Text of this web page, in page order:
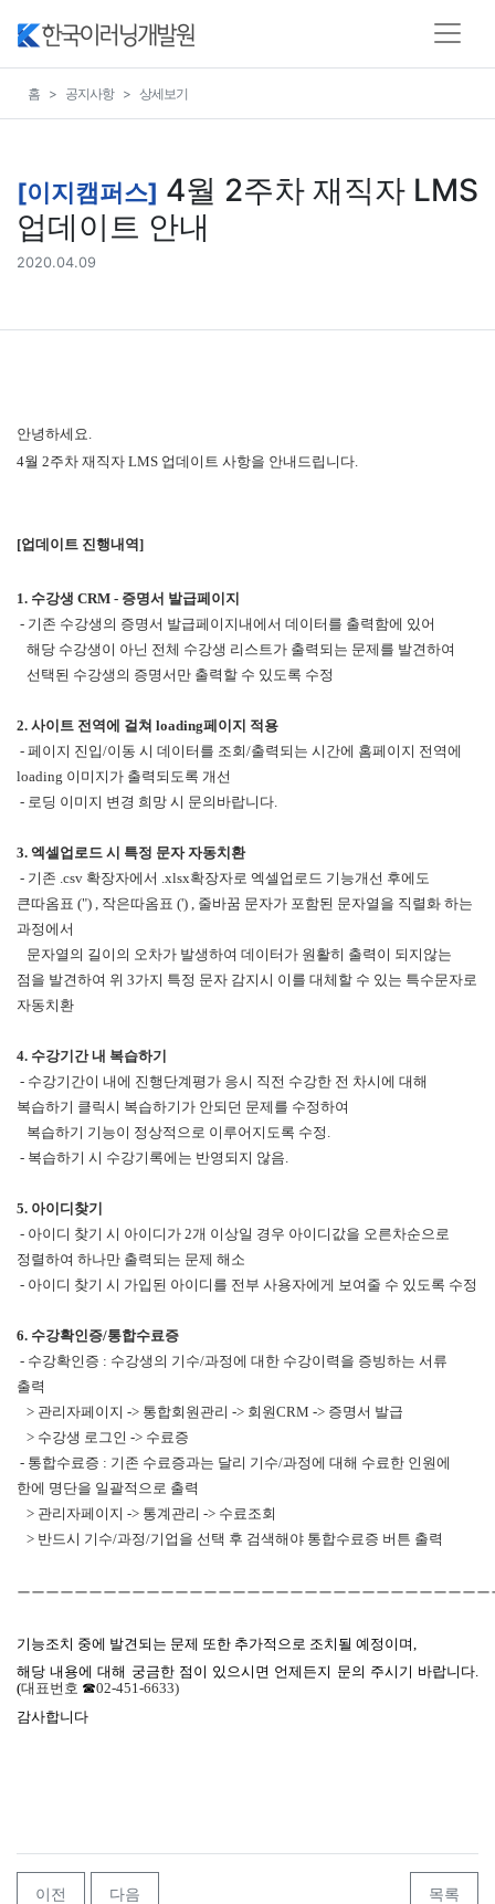
홈 공지사항 상세보기
[이지캠퍼스] 4월 2주차 재직자 LMS
업데이트 안내
2020.04.09
안녕하세요.
4월 2주차 재직자 LMS 업데이트 사항을 안내드립니다.
[업데이트 진행내역]
1. 수강생 CRM - 증명서 발급페이지
- 기존 수강생의 증명서 발급페이지내에서 데이터를 출력함에 있어
해당 수강생이 아닌 전체 수강생 리스트가 출력되는 문제를 발견하여
선택된 수강생의 증명서만 출력할 수 있도록 수정
2. 사이트 전역에 걸쳐 loading페이지 적용
- 페이지 진입/이동 시 데이터를 조회/출력되는 시간에 홈페이지 전역에
loading 이미지가 출력되도록 개선
- 로딩 이미지 변경 희망 시 문의바랍니다.
3. 엑셀업로드 시 특정 문자 자동치환
- 기존 .csv 확장자에서 .xlsx확장자로 엑셀업로드 기능개선 후에도
큰따옴표 (") , 작은따옴표 (') , 줄바꿈 문자가 포함된 문자열을 직렬화 하는
과정에서
문자열의 길이의 오차가 발생하여 데이터가 원활히 출력이 되지않는
점을 발견하여 위 3가지 특정 문자 감지시 이를 대체할 수 있는 특수문자로
자동치환
4. 수강기간 내 복습하기
- 수강기간이 내에 진행단계평가 응시 직전 수강한 전 차시에 대해
복습하기 클릭시 복습하기가 안되던 문제를 수정하여
복습하기 기능이 정상적으로 이루어지도록 수정.
- 복습하기 시 수강기록에는 반영되지 않음.
5. 아이디찾기
- 아이디 찾기 시 아이디가 2개 이상일 경우 아이디값을 오른차순으로
정렬하여 하나만 출력되는 문제 해소
- 아이디 찾기 시 가입된 아이디를 전부 사용자에게 보여줄 수 있도록 수정
6. 수강확인증/통합수료증
- 수강확인증 : 수강생의 기수/과정에 대한 수강이력을 증빙하는 서류
출력
> 관리자페이지 -> 통합회원관리 -> 회원CRM -> 증명서 발급
> 수강생 로그인 -> 수료증
- 통합수료증 : 기존 수료증과는 달리 기수/과정에 대해 수료한 인원에
한에 명단을 일괄적으로 출력
> 관리자페이지 -> 통계관리 -> 수료조회
> 반드시 기수/과정/기업을 선택 후 검색해야 통합수료증 버튼 출력
ㅡㅡㅡㅡㅡㅡㅡㅡㅡㅡㅡㅡㅡㅡㅡㅡㅡㅡㅡㅡㅡㅡㅡㅡㅡㅡㅡㅡㅡㅡㅡㅡ
기능조치 중에 발견되는 문제 또한 추가적으로 조치될 예정이며,
해당 내용에 대해 궁금한 점이 있으시면 언제든지 문의 주시기 바랍니다.
(대표번호 ☎02-451-6633)
감사합니다
이전 다음 목록